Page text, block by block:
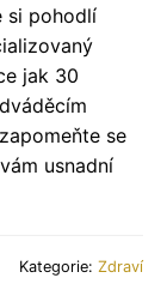
si pohodlí
jak 30
se
usnadní
Kategorie: Zdraví